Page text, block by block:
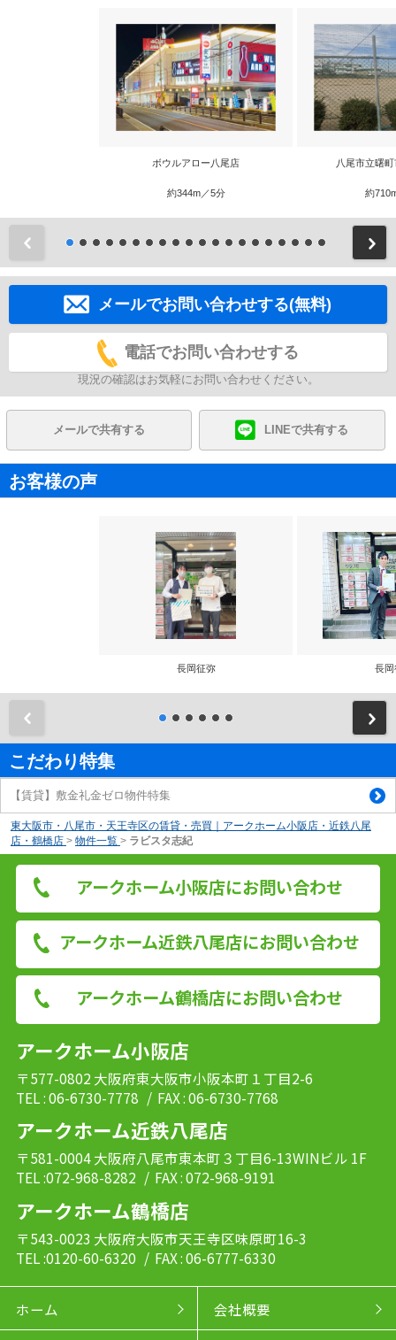
ボウルアロー八尾店
約344m／5分
八尾市立曙
約
メールでお問い合わせする(無料)
電話でお問い合わせする
現況の確認はお気軽にお問い合わせください。
メールで共有する LINEで共有する
お客様の声
長岡征弥 長岡
こだわり特集
【賃貸】敷金礼金ゼロ物件特集
東大阪市・八尾市・天王寺区の賃貸・売買｜アークホーム小阪店・近鉄八尾
店・鶴橋店 > 物件一覧 > ラビスタ志紀
アークホーム小阪店にお問い合わせ
アークホーム近鉄八尾店にお問い合わせ
アークホーム鶴橋店にお問い合わせ
アークホーム小阪店
〒577-0802 大阪府東大阪市小阪本町１丁目2-6
TEL : 06-6730-7778 / FAX : 06-6730-7768
アークホーム近鉄八尾店
〒581-0004 大阪府八尾市東本町３丁目6-13WINビル 1F
TEL :072-968-8282 / FAX : 072-968-9191
アークホーム鶴橋店
〒543-0023 大阪府大阪市天王寺区味原町16-3
TEL :0120-60-6320 / FAX : 06-6777-6330
ホーム 会社概要